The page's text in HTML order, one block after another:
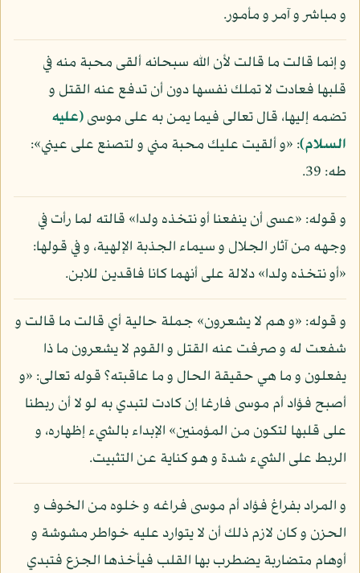
و مباشر و آمر و مأمور.
و إنما قالت ما قالت لأن الله سبحانه ألقى محبة منه في
قلبها فعادت لا تملك نفسها دون أن تدفع عنه القتل و
تضمه إليها، قال تعالى فيما يمن به على موسى(عليه
السلام): «و ألقيت عليك محبة مني و لتصنع على عيني»:
طه: 39.
و قوله: «عسى أن ينفعنا أو نتخذه ولدا» قالته لما رأت في
وجهه من آثار الجلال و سيماء الجذبة الإلهية، و في قولها:
«أو نتخذه ولدا» دلالة على أنهما كانا فاقدين للابن.
و قوله: «و هم لا يشعرون» جملة حالية أي قالت ما قالت و
شفعت له و صرفت عنه القتل و القوم لا يشعرون ما ذا
يفعلون و ما هي حقيقة الحال و ما عاقبته؟ قوله تعالى: «و
أصبح فؤاد أم موسى فارغا إن كادت لتبدي به لو لا أن ربطنا
على قلبها لتكون من المؤمنين» الإبداء بالشيء إظهاره، و
الربط على الشيء شدة و هو كناية عن التثبيت.
و المراد بفراغ فؤاد أم موسى فراغه و خلوه من الخوف و
الحزن و كان لازم ذلك أن لا يتوارد عليه خواطر مشوشة و
أوهام متضاربة يضطرب بها القلب فيأخذها الجزع فتبدي